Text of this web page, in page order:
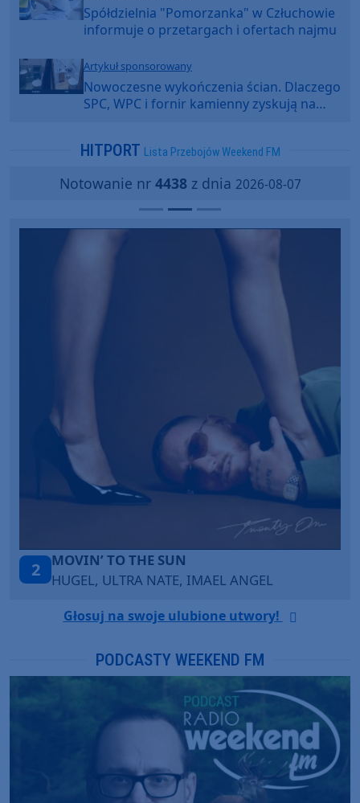
Spółdzielnia "Pomorzanka" w Człuchowie
informuje o przetargach i ofertach najmu
Artykuł sponsorowany
Nowoczesne wykończenia ścian. Dlaczego
SPC, WPC i fornir kamienny zyskują na
HITPORT Lista Przebojów Weekend FM
Notowanie nr 4438z dnia 2026-08-07
3
LEGENDARY LOVERS (SAVE ME)
KATY PERRY & CHIEF KEEF
Głosuj na swoje ulubione utwory!
PODCASTY WEEKEND FM